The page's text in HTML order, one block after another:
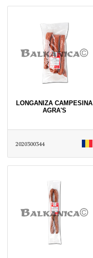
LONGANIZA CAMPESINA
AGRA'S
2020300344